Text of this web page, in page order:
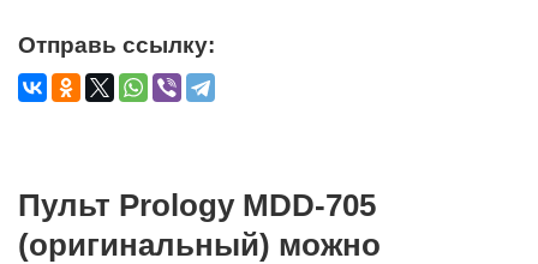
Отправь ссылку:
Пульт Prology MDD-705
(оригинальный) можно